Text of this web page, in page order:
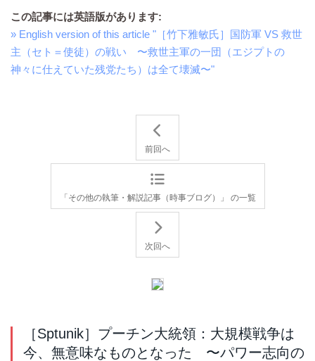
この記事には英語版があります:
» English version of this article "［竹下雅敏氏］国防軍 VS 救世
主（セト＝使徒）の戦い 〜救世主軍の一団（エジプトの
神々に仕えていた残党たち）は全て壊滅〜"
前回へ
「その他の執筆・解説記事（時事ブログ）」 の一覧
次回へ
［Sptunik］プーチン大統領：大規模戦争は
今、無意味なものとなった 〜パワー志向の